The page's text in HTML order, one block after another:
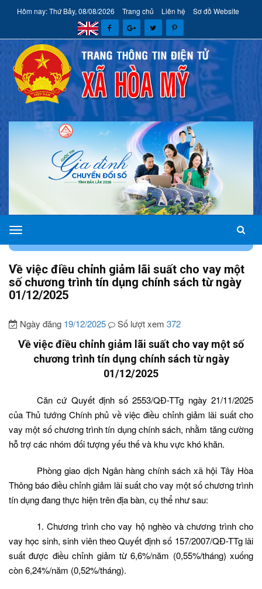
Hôm nay: Thứ Bảy, 08/08/2026 Trang chủ Liên hệ Sơ đồ Website
xã
Hòa
Mỹ
Về việc điều chỉnh giảm lãi suất cho vay một
số chương trình tín dụng chính sách từ ngày
01/12/2025
Ngày đăng 19/12/2025 Số lượt xem 372
Về việc điều chỉnh giảm lãi suất cho vay một số
chương trình tín dụng chính sách từ ngày
01/12/2025
Căn cứ Quyết định số 2553/QĐ-TTg ngày 21/11/2025
của Thủ tướng Chính phủ về việc điều chỉnh giảm lãi suất cho
vay một số chương trình tín dụng chính sách, nhằm tăng cường
hỗ trợ các nhóm đối tượng yếu thế và khu vực khó khăn.
Phòng giao dịch Ngân hàng chính sách xã hội Tây Hòa
Thông báo điều chỉnh giảm lãi suất cho vay một số chương trình
tín dụng đang thực hiện trên địa bàn, cụ thể như sau:
1. Chương trình cho vay hộ nghèo và chương trình cho
vay học sinh, sinh viên theo Quyết định số 157/2007/QĐ-TTg lãi
suất được điều chỉnh giảm từ 6,6%/năm (0,55%/tháng) xuống
còn 6,24%/năm (0,52%/tháng).